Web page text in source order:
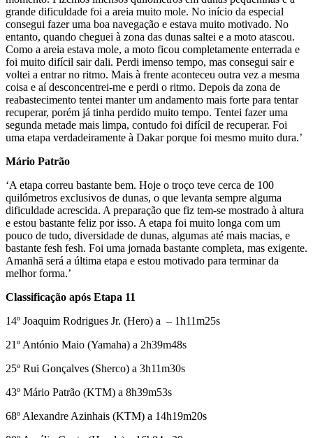
grande dificuldade foi a areia muito mole. No início da especial
consegui fazer uma boa navegação e estava muito motivado. No
entanto, quando cheguei à zona das dunas saltei e a moto atascou.
Como a areia estava mole, a moto ficou completamente enterrada e
foi muito difícil sair dali. Perdi imenso tempo, mas consegui sair e
voltei a entrar no ritmo. Mais à frente aconteceu outra vez a mesma
coisa e aí desconcentrei-me e perdi o ritmo. Depois da zona de
reabastecimento tentei manter um andamento mais forte para tentar
recuperar, porém já tinha perdido muito tempo. Tentei fazer uma
segunda metade mais limpa, contudo foi difícil de recuperar. Foi
uma etapa verdadeiramente à Dakar porque foi mesmo muito dura.’
Mário Patrão
‘A etapa correu bastante bem. Hoje o troço teve cerca de 100
quilómetros exclusivos de dunas, o que levanta sempre alguma
dificuldade acrescida. A preparação que fiz tem-se mostrado à altura
e estou bastante feliz por isso. A etapa foi muito longa com um
pouco de tudo, diversidade de dunas, algumas até mais macias, e
bastante fesh fesh. Foi uma jornada bastante completa, mas exigente.
Amanhã será a última etapa e estou motivado para terminar da
melhor forma.’
Classificação após Etapa 11
14º Joaquim Rodrigues Jr. (Hero) a – 1h11m25s
21º António Maio (Yamaha) a 2h39m48s
25º Rui Gonçalves (Sherco) a 3h11m30s
43º Mário Patrão (KTM) a 8h39m53s
68º Alexandre Azinhais (KTM) a 14h19m20s